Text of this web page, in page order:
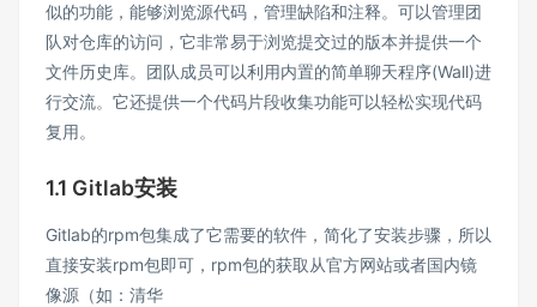
似的功能，能够浏览源代码，管理缺陷和注释。可以管理团
队对仓库的访问，它非常易于浏览提交过的版本并提供一个
文件历史库。团队成员可以利用内置的简单聊天程序(Wall)进
行交流。它还提供一个代码片段收集功能可以轻松实现代码
复用。
1.1 Gitlab安装
Gitlab的rpm包集成了它需要的软件，简化了安装步骤，所以
直接安装rpm包即可，rpm包的获取从官方网站或者国内镜
像源（如：清华